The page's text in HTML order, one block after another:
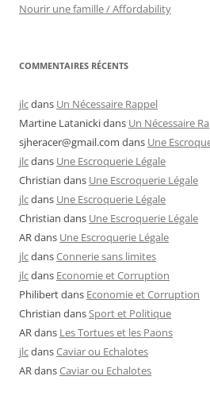
Nourir une famille / Affordability
COMMENTAIRES RÉCENTS
jlcdans Un Nécessaire Rappel
Martine Latanickidans Un Nécessaire
sjheracer@gmail.com dans Une
jlcdans Une Escroquerie Légale
Christian dans Une Escroquerie Légale
jlcdans Une Escroquerie Légale
Christian dans Une Escroquerie Légale
ARdans Une Escroquerie Légale
jlcdansConnerie sans limites
jlcdans Economie et Corruption
Philibertdans Economie et Corruption
Christian dansSport et Politique
ARdans Les Tortues et les Paons
jlcdansCaviar ou Echalotes
ARdansCaviar ou Echalotes